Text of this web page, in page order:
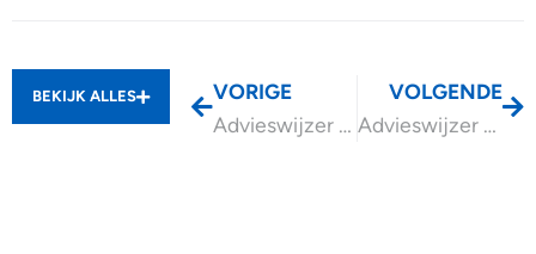
BEKIJK ALLES
VORIGE
Advieswijzer Ontslagrecht
VOLGENDE
Advieswijzer Transitievergoeding bij ontslag en overige vergoedingen